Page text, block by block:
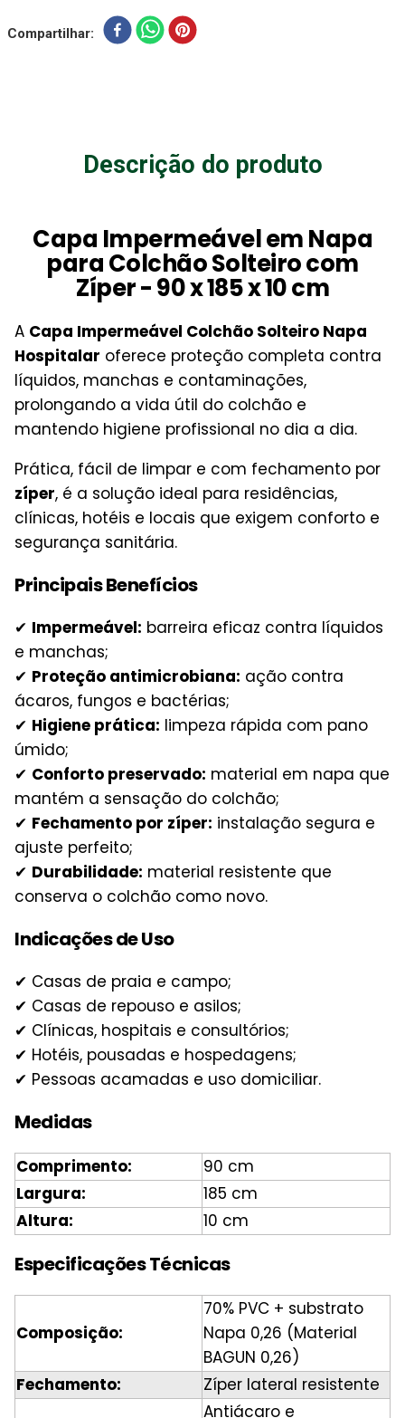
Compartilhar
Descrição do produto
Capa Impermeável em Napa
para Colchão Solteiro com
Zíper - 90 x 185 x 10 cm
A Capa Impermeável Colchão Solteiro Napa
Hospitalar oferece proteção completa contra
líquidos, manchas e contaminações,
prolongando a vida útil do colchão e
mantendo higiene profissional no dia a dia.
Prática, fácil de limpar e com fechamento por
zíper, é a solução ideal para residências,
clínicas, hotéis e locais que exigem conforto e
segurança sanitária.
Principais Benefícios
✔ Impermeável: barreira eficaz contra líquidos
e manchas;
✔ Proteção antimicrobiana: ação contra
ácaros, fungos e bactérias;
✔ Higiene prática: limpeza rápida com pano
úmido;
✔ Conforto preservado: material em napa que
mantém a sensação do colchão;
✔ Fechamento por zíper: instalação segura e
ajuste perfeito;
✔ Durabilidade: material resistente que
conserva o colchão como novo.
Indicações de Uso
✔ Casas de praia e campo;
✔ Casas de repouso e asilos;
✔ Clínicas, hospitais e consultórios;
✔ Hotéis, pousadas e hospedagens;
✔ Pessoas acamadas e uso domiciliar.
Medidas
Comprimento:
90 cm
Largura:
185 cm
Altura:
10 cm
Especificações Técnicas
Composição:
70% PVC + substrato
Napa 0,26 (Material
BAGUN 0,26)
Fechamento:
Zíper lateral resistente
Antiácaro e